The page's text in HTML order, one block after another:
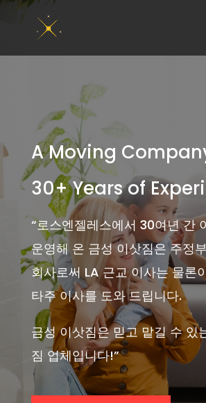
A Moving
30+ Years of
“로스엔젤레스에서 30여년 간
운영해 온 금성 이삿짐은 주정
회사로써 LA 근교 이사는 물론
타주 이사를 도와 드립니다.
금성 이삿짐은 믿고 맡길 수 있
짐 업체입니다!”